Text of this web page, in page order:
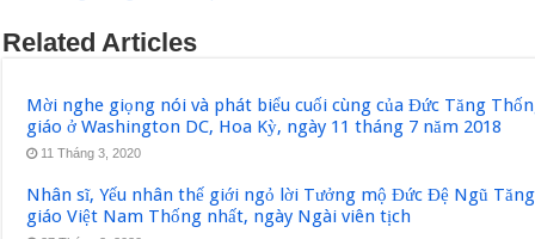
Related Articles
Mời nghe giọng nói và phát biểu cuối cùng của Đức Tăng
giáo ở Washington DC, Hoa Kỳ, ngày 11 tháng 7 năm 2018
11 Tháng 3, 2020
Nhân sĩ, Yếu nhân thế giới ngỏ lời Tưởng mộ Đức Đệ Ngũ
giáo Việt Nam Thống nhất, ngày Ngài viên tịch